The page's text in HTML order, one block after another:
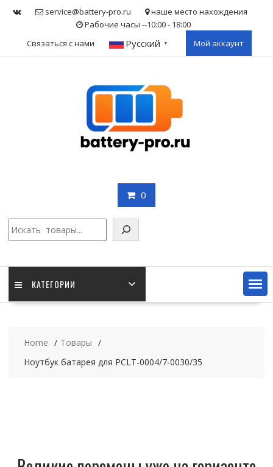
service@battery-pro.ru
наше место нахождения
Рабочие часы --10:00 - 18:00
Связаться с нами
Русский ▼ Мой аккаунт
0
КАТЕГОРИИ
Home
Товары
Ноутбук батарея для PCLT-0004/7-0030/35